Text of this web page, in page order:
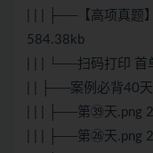
| | | ├──【高项真题
584.38kb
| | | └──扫码打印
| | ├──案例必背40天
| | | ├──第㊴天.png
| | | ├──第㉖天.png